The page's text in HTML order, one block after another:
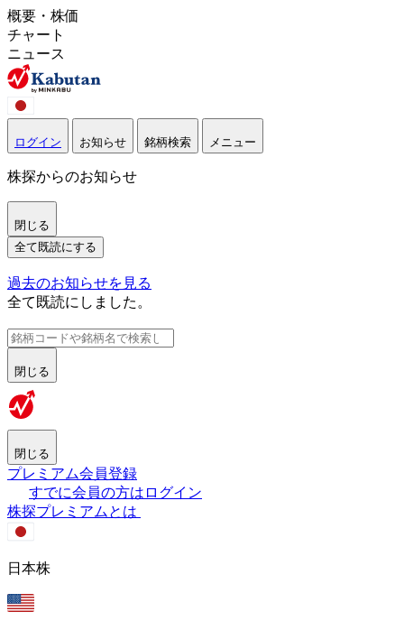
概要・株価
チャート
ニュース
ログイン お知らせ 銘柄検索 メニュー
株探からのお知らせ
閉じる
全て既読にする
過去のお知らせを見る
全て既読にしました。
閉じる
閉じる
プレミアム会員登録
すでに会員の方はログイン
株探プレミアムとは
日本株